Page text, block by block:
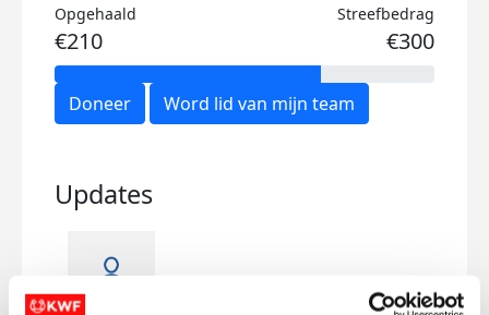
Opgehaald
€210
Streefbedrag
€300
Doneer Word lid van mijn team
Updates